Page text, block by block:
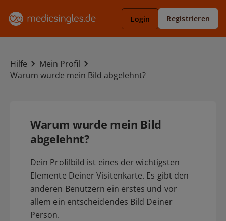
Login Registrieren
Hilfe
Mein Profil
Warum wurde mein Bild abgelehnt?
Warum wurde mein Bild
abgelehnt?
Dein Profilbild ist eines der wichtigsten
Elemente Deiner Visitenkarte. Es gibt den
anderen Benutzern ein erstes und vor
allem ein entscheidendes Bild Deiner
Person.